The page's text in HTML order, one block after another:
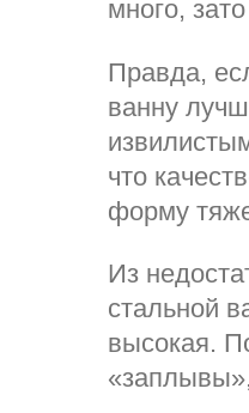
много,
Правда,
ванну
что
форму
Из
стальной
высокая.